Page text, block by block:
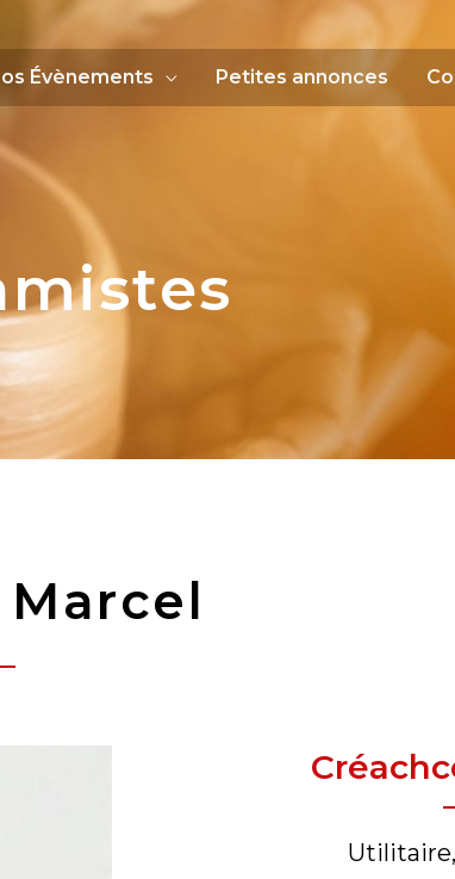
Évènements Petites annonces
Marcel